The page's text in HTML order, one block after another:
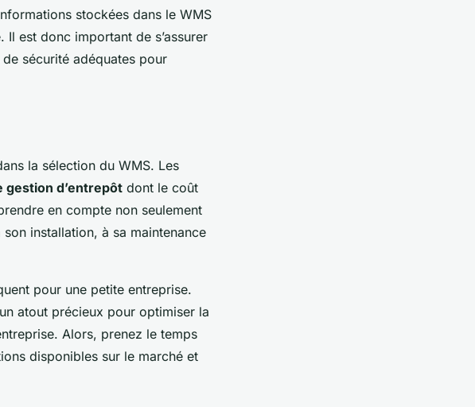
stockées dans le WMS
est donc important de s’assurer
sécurité adéquates pour
la sélection du WMS. Les
gestion d’entrepôt dont le coût
en compte non seulement
installation, à sa maintenance
pour une petite entreprise.
atout précieux pour optimiser la
Alors, prenez le temps
disponibles sur le marché et